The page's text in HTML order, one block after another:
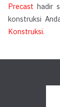
Precast hadir
konstruksi
Konstruksi.